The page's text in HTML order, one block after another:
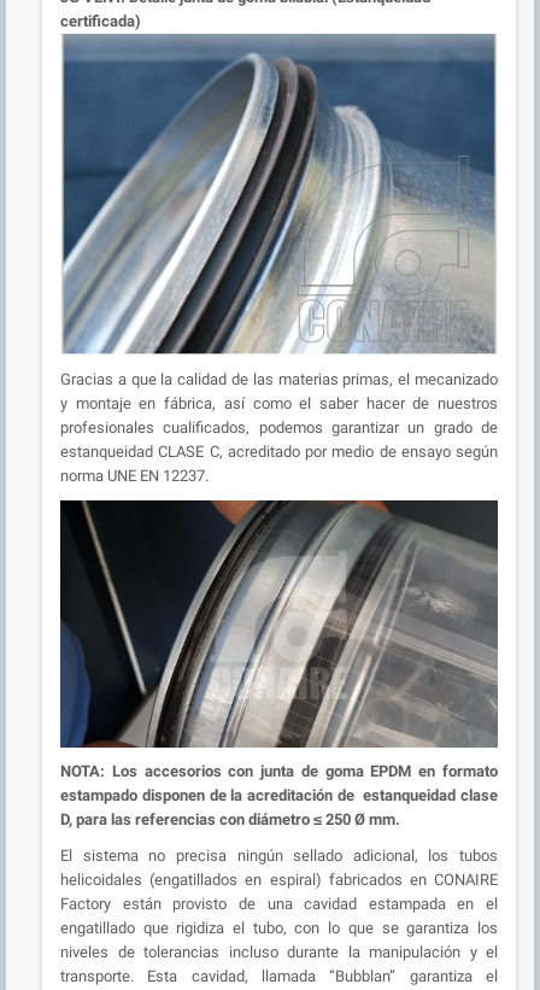
certificada)
Gracias a que la calidad de las materias primas, el mecanizado
y montaje en fábrica, así como el saber hacer de nuestros
profesionales cualificados, podemos garantizar un grado de
estanqueidad CLASE C, acreditado por medio de ensayo según
norma UNE EN 12237.
NOTA: Los accesorios con junta de goma EPDM en formato
estampado disponen de la acreditación de estanqueidad clase
D, para las referencias con diámetro ≤ 250 Ø mm.
El sistema no precisa ningún sellado adicional, los tubos
helicoidales (engatillados en espiral) fabricados en CONAIRE
Factory están provisto de una cavidad estampada en el
engatillado que rigidiza el tubo, con lo que se garantiza los
niveles de tolerancias incluso durante la manipulación y el
transporte. Esta cavidad, llamada “Bubblan” garantiza el